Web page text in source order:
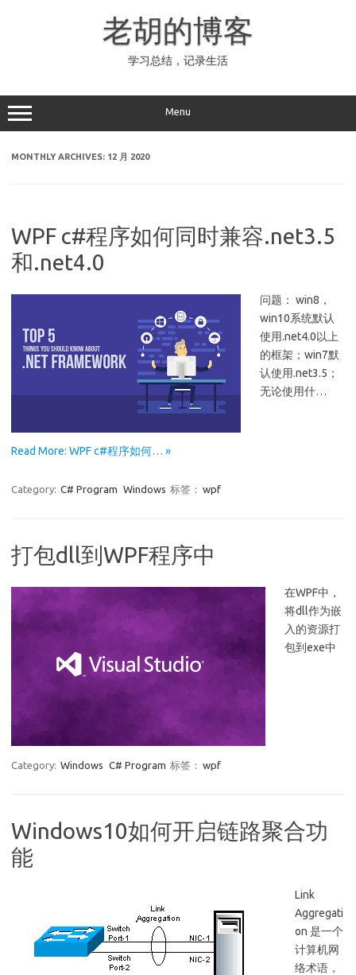
老胡的博客
学习总结，记录生活
Menu
MONTHLY ARCHIVES: 12 月 2020
WPF c#程序如何同时兼容.net3.5
和.net4.0
问题： win8，
win10系统默认
使用.net4.0以上
的框架；win7默
认使用.net3.5；
无论使用什…
Read More: WPF c#程序如何… »
Category: C# Program Windows 标签： wpf
打包dll到WPF程序中
在WPF中，
将dll作为嵌
入的资源打
包到exe中
Category: Windows C# Program 标签： wpf
Windows10如何开启链路聚合功
能
Link
Aggregati
on 是一个
计算机网
络术语，